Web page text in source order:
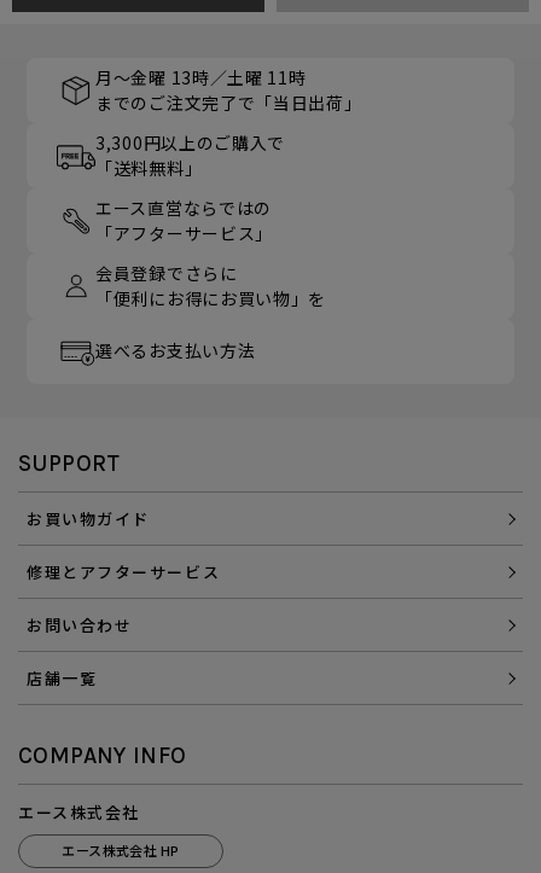
月～金曜 13時／土曜 11時
までのご注文完了で「当日出荷」
3,300円以上のご購入で
「送料無料」
エース直営ならではの
「アフターサービス」
会員登録でさらに
「便利にお得にお買い物」を
選べるお支払い方法
SUPPORT
お買い物ガイド
修理とアフターサービス
お問い合わせ
店舗一覧
COMPANY INFO
エース株式会社
エース株式会社 HP